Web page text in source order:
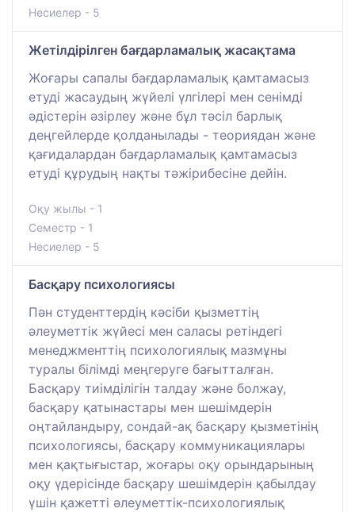
Несиелер - 5
Жетілдірілген бағдарламалық жасақтама
Жоғары сапалы бағдарламалық қамтамасыз
етуді жасаудың жүйелі үлгілері мен сенімді
әдістерін әзірлеу және бұл тәсіл барлық
деңгейлерде қолданылады - теориядан және
қағидалардан бағдарламалық қамтамасыз
етуді құрудың нақты тәжірибесіне дейін.
Оқу жылы - 1
Семестр - 1
Несиелер - 5
Басқару психологиясы
Пән студенттердің кәсіби қызметтің
әлеуметтік жүйесі мен саласы ретіндегі
менеджменттің психологиялық мазмұны
туралы білімді меңгеруге бағытталған.
Басқару тиімділігін талдау және болжау,
басқару қатынастары мен шешімдерін
оңтайландыру, сондай-ақ басқару қызметінің
психологиясы, басқару коммуникациялары
мен қақтығыстар, жоғары оқу орындарының
оқу үдерісінде басқару шешімдерін қабылдау
үшін қажетті әлеуметтік-психологиялық